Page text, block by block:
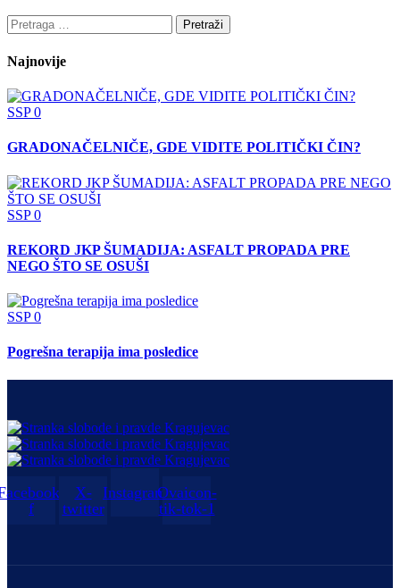
Pretraga
za:
Najnovije
SSP0
GRADONAČELNIČE, GDE VIDITE POLITIČKI ČIN?
SSP0
REKORD JKP ŠUMADIJA: ASFALT PROPADA PRE
NEGO ŠTO SE OSUŠI
SSP0
Pogrešna terapija ima posledice
f
X-
twitter
InstagramOvaicon-
tik-tok-1